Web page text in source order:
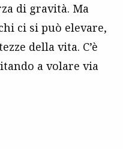
di gravità. Ma
ci si può elevare,
della vita. C’è
a volare via